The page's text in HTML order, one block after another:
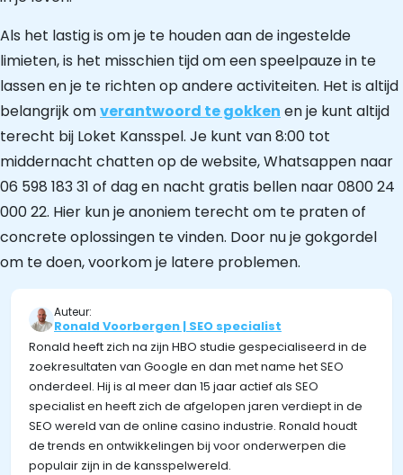
Als het lastig is om je te houden aan de ingestelde
limieten, is het misschien tijd om een speelpauze in te
lassen en je te richten op andere activiteiten. Het is altijd
belangrijk omverantwoord te gokken en je kunt altijd
terecht bij Loket Kansspel. Je kunt van 8:00 tot
middernacht chatten op de website, Whatsappen naar
06 598 183 31 of dag en nacht gratis bellen naar 0800 24
000 22. Hier kun je anoniem terecht om te praten of
concrete oplossingen te vinden. Door nu je gokgordel
om te doen, voorkom je latere problemen.
Auteur:
Ronald Voorbergen | SEO specialist
Ronald heeft zich na zijn HBO studie gespecialiseerd in de
zoekresultaten van Google en dan met name het SEO
onderdeel. Hij is al meer dan 15 jaar actief als SEO
specialist en heeft zich de afgelopen jaren verdiept in de
SEO wereld van de online casino industrie. Ronald houdt
de trends en ontwikkelingen bij voor onderwerpen die
populair zijn in de kansspelwereld.